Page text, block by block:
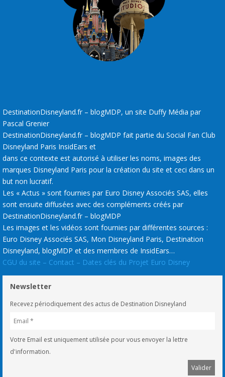
DestinationDisneyland.fr – blogMDP, un site Duffy Média par
Pascal Grenier
DestinationDisneyland.fr – blogMDP fait partie du Social Fan Club
Disneyland Paris InsidEars et
dans ce contexte est autorisé à utiliser les noms, images des
marques Disneyland Paris pour la création du site et ceci dans un
but non lucratif.
Les « Actus » sont fournies par Euro Disney Associés SAS, elles
sont ensuite diffusées avec des compléments créés par
DestinationDisneyland.fr – blogMDP
Les images et les vidéos sont fournies par différentes sources :
Euro Disney Associés SAS, Mon Disneyland Paris, Destination
Disneyland, blogMDP et des membres de InsidEars…
CGU du site – Contact – Dates clés du Projet Euro Disney
Newsletter
Recevez périodiquement des actus de Destination Disneyland
Votre Email est uniquement utilisée pour vous envoyer la lettre
d'information.